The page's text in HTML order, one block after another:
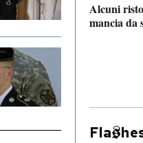
Alcuni
mancia da
Fla